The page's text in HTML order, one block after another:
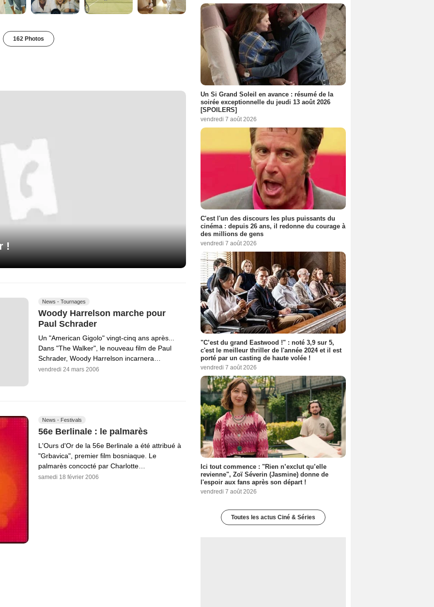
162 Photos
!
News - Tournages
Woody Harrelson marche pour
Paul Schrader
Un "American Gigolo" vingt-cinq ans après...
Dans "The Walker", le nouveau film de Paul
Schrader, Woody Harrelson incarnera…
vendredi 24 mars 2006
News - Festivals
56e Berlinale : le palmarès
L'Ours d'Or de la 56e Berlinale a été attribué à
"Grbavica", premier film bosniaque. Le
palmarès concocté par Charlotte…
samedi 18 février 2006
Un Si Grand Soleil en avance : résumé de la
soirée exceptionnelle du jeudi 13 août 2026
[SPOILERS]
vendredi 7 août 2026
C'est l'un des discours les plus puissants du
cinéma : depuis 26 ans, il redonne du courage à
des millions de gens
vendredi 7 août 2026
"C’est du grand Eastwood !" : noté 3,9 sur 5,
c'est le meilleur thriller de l'année 2024 et il est
porté par un casting de haute volée !
vendredi 7 août 2026
Ici tout commence : "Rien n’exclut qu’elle
revienne", Zoï Séverin (Jasmine) donne de
l'espoir aux fans après son départ !
vendredi 7 août 2026
Toutes les actus Ciné & Séries